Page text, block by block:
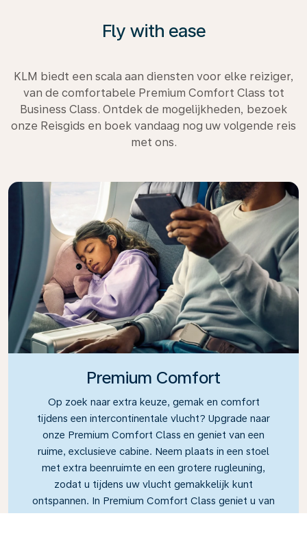
Fly with ease
KLM biedt een scala aan diensten voor elke reiziger,
van de comfortabele Premium Comfort Class tot
Business Class. Ontdek de mogelijkheden, bezoek
onze Reisgids en boek vandaag nog uw volgende reis
met ons.
Premium Comfort
Op zoek naar extra keuze, gemak en comfort
tijdens een intercontinentale vlucht? Upgrade naar
onze Premium Comfort Class en geniet van een
ruime, exclusieve cabine. Neem plaats in een stoel
met extra beenruimte en een grotere rugleuning,
zodat u tijdens uw vlucht gemakkelijk kunt
ontspannen. In Premium Comfort Class geniet u van
een brede selectie aan maaltijden, snacks en